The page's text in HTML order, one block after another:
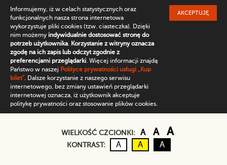
Informujemy, iż w celach statystycznych oraz
funkcjonalnych nasza strona internetowa
wykorzystuje pliki cookies (tzw. ciasteczka). Dzięki
nim możemy indywidualnie dostosować stronę do
potrzeb użytkownika. Korzystanie z witryny oznacza
zgodę na ich zapis lub odczyt zgodnie z
preferencjami przeglądarki. Więcej informacji znajdą
Państwo w naszej Polityce prywatności usługi „Kup
bilet”. Dalsze korzystanie z naszego serwisu
internetowego, bez zmiany ustawień przeglądarki
internetowej oznacza, iż użytkownik akceptuje
politykę prywatności oraz stosowanie plików cookies.
AKCEPTUJĘ
WIELKOŚĆ CZCIONKI: A Domyślny rozmiar
AWiększa
A
KONTRAST: AKontrast domyślny
ACzarny tekst na
ABiały tekst na